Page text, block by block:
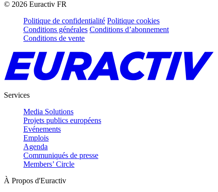
© 2026 Euractiv FR
Politique de confidentialité Politique cookies
Conditions générales Conditions d’abonnement
Conditions de vente
Services
Media Solutions
Projets publics européens
Evénements
Emplois
Agenda
Communiqués de presse
Members’ Circle
À Propos d'Euractiv